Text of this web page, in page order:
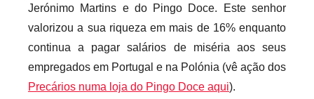
i
s
Jerónimo Martins e do Pingo Doce. Este senhor
valorizou a sua riqueza em mais de 16% enquanto
continua a pagar salários de miséria aos seus
empregados em Portugal e na Polónia (vê ação dos
Precários numa loja do Pingo Doce aqui).